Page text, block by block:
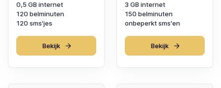
0,5 GB internet
120 belminuten
120 sms'jes
Bekijk
3 GB internet
150 belminuten
onbeperkt sms'en
Bekijk